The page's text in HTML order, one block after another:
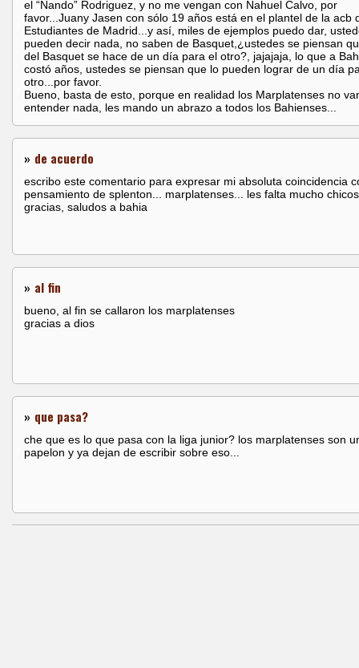
el “Nando” Rodriguez, y no me vengan con Nahuel Calvo, por
favor...Juany Jasen con sólo 19 años está en el plantel de la acb
Estudiantes de Madrid...y así, miles de ejemplos puedo dar,
pueden decir nada, no saben de Basquet,¿ustedes se piensan
del Basquet se hace de un día para el otro?, jajajaja, lo que a
costó años, ustedes se piensan que lo pueden lograr de un día
otro...por favor.
Bueno, basta de esto, porque en realidad los Marplatenses no
entender nada, les mando un abrazo a todos los Bahienses...
» de acuerdo
escribo este comentario para expresar mi absoluta coincidencia
pensamiento de splenton... marplatenses... les falta mucho
gracias, saludos a bahia
» al fin
bueno, al fin se callaron los marplatenses
gracias a dios
» que pasa?
che que es lo que pasa con la liga junior? los marplatenses son
papelon y ya dejan de escribir sobre eso...